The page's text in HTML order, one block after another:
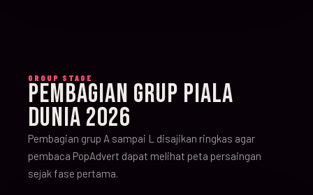
GROUP STAGE
PEMBAGIAN GRUP PIALA
DUNIA 2026
Pembagian grup A sampai L disajikan ringkas agar
pembaca PopAdvert dapat melihat peta persaingan
sejak fase pertama.